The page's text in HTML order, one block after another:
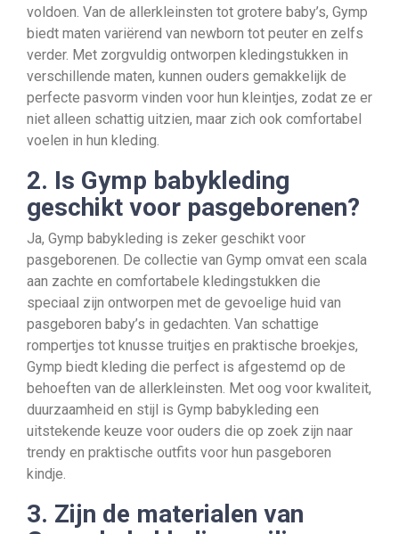
voldoen. Van de allerkleinsten tot grotere baby’s, Gymp
biedt maten variërend van newborn tot peuter en zelfs
verder. Met zorgvuldig ontworpen kledingstukken in
verschillende maten, kunnen ouders gemakkelijk de
perfecte pasvorm vinden voor hun kleintjes, zodat ze er
niet alleen schattig uitzien, maar zich ook comfortabel
voelen in hun kleding.
2. Is Gymp babykleding
geschikt voor pasgeborenen?
Ja, Gymp babykleding is zeker geschikt voor
pasgeborenen. De collectie van Gymp omvat een scala
aan zachte en comfortabele kledingstukken die
speciaal zijn ontworpen met de gevoelige huid van
pasgeboren baby’s in gedachten. Van schattige
rompertjes tot knusse truitjes en praktische broekjes,
Gymp biedt kleding die perfect is afgestemd op de
behoeften van de allerkleinsten. Met oog voor kwaliteit,
duurzaamheid en stijl is Gymp babykleding een
uitstekende keuze voor ouders die op zoek zijn naar
trendy en praktische outfits voor hun pasgeboren
kindje.
3. Zijn de materialen van